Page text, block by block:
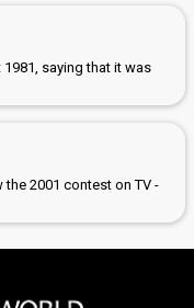
saying that it was
2001 contest on TV -